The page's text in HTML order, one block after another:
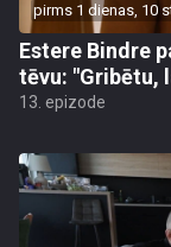
pirms 1 dienas, 10
Estere Bindre
tēvu: "Gribētu,
13. epizode